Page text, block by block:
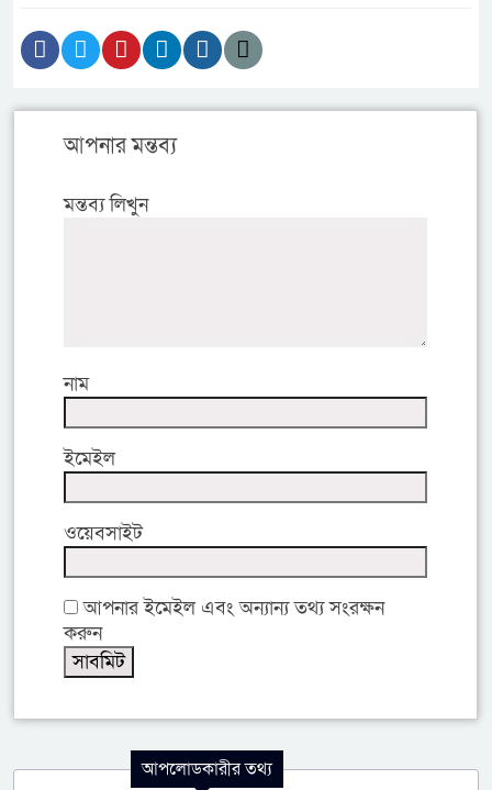
আপনার মন্তব্য
মন্তব্য লিখুন
নাম
ইমেইল
ওয়েবসাইট
আপনার ইমেইল এবং অন্যান্য তথ্য সংরক্ষন
করুন
আপলোডকারীর তথ্য